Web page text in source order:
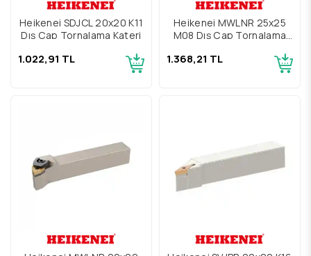
Heikenei SDJCL 20x20 K11
Dış Çap Tornalama Kateri
1.022,91 TL
Heikenei MWLNR 25x25
M08 Dış Çap Tornalama
1.368,21 TL